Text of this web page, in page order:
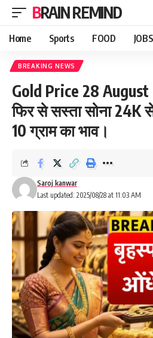
BRAIN REMIND
Home Sports FOOD JOBS
BREAKING NEWS
Gold Price 28 August
फिर से सस्ता सोना 24K
10 ग्राम का भाव।
Last updated: 2025/08/28 at 11:03 AM
Saroj kanwar